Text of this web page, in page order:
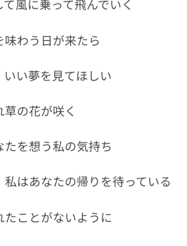
風に乗って飛んでいく
わう日が来たら
い夢を見てほしい
の花が咲く
を想う私の気持ち
はあなたの帰りを待っている
ことがないように